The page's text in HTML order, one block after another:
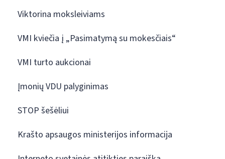
Viktorina moksleiviams
VMI kviečia į „Pasimatymą su mokesčiais“
VMI turto aukcionai
Įmonių VDU palyginimas
STOP šešėliui
Krašto apsaugos ministerijos informacija